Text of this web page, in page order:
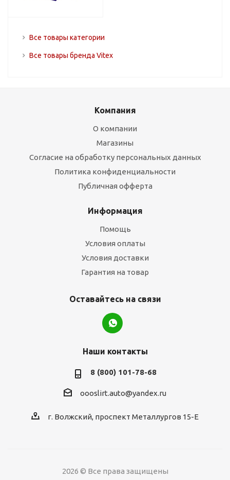
Все товары категории
Все товары бренда Vitex
Компания
О компании
Магазины
Согласие на обработку персональных данных
Политика конфиденциальности
Публичная офферта
Информация
Помощь
Условия оплаты
Условия доставки
Гарантия на товар
Оставайтесь на связи
Наши контакты
8 (800) 101-78-68
oooslirt.auto@yandex.ru
г. Волжский, проспект Металлургов 15-Е
2026 © Все права защищены